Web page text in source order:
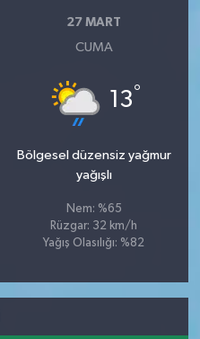
27 MART
CUMA
13°
Bölgesel düzensiz yağmur
yağışlı
Nem: %65
Rüzgar: 32 km/h
Yağış Olasılığı: %82